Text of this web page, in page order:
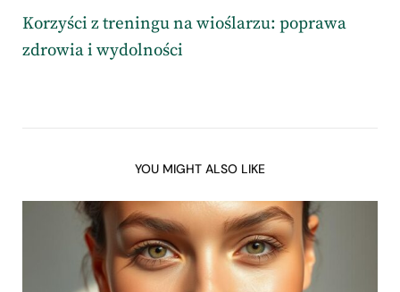
Korzyści z treningu na wioślarzu: poprawa
zdrowia i wydolności
YOU MIGHT ALSO LIKE